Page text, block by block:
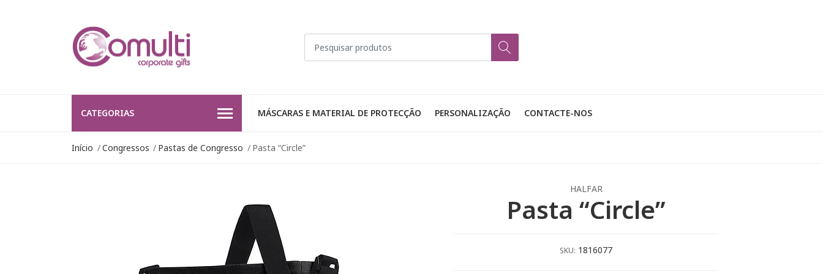
CATEGORIAS MÁSCARAS E MATERIAL DE PROTECÇÃO PERSONALIZAÇÃO CONTACTE-NOS
Início Congressos Pastas de Congresso Pasta “Circle”
HALFAR
Pasta “Circle”
SKU: 1816077